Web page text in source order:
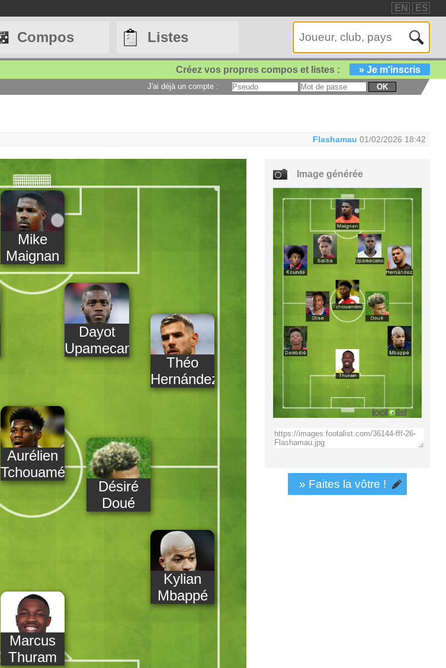
EN ES
Compos Listes
Créez vos propres compos et listes : » Je m'inscris
J'ai déjà un compte : OK
Flashamau 01/02/2026 18:42
Mike
Maignan
Dayot
Upamecano
Théo
Hernández
Aurélien
Tchouaméni
Désiré
Doué
Kylian
Mbappé
Marcus
Thuram
Image générée
» Faites la vôtre !